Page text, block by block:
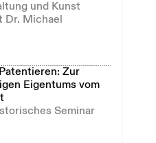
und Kunst
Dr. Michael
Zur
Eigentums vom
Seminar